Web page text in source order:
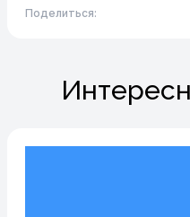
Поделиться: